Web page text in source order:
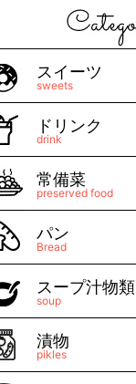
スイーツ
sweets
ドリンク
drink
常備菜
preserved food
パン
Bread
スープ汁物類
soup
漬物
pikles